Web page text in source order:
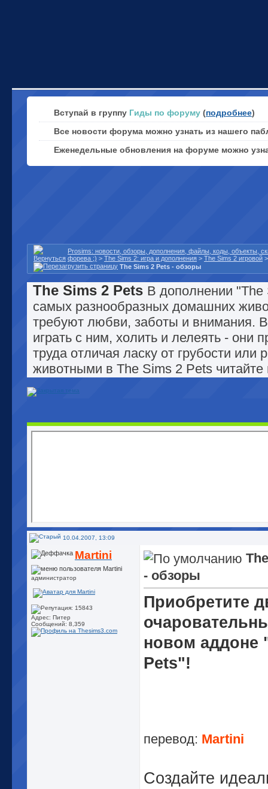
Вступай в группу Гиды по форуму (подробнее)
Все новости форума можно узнать из нашего
Еженедельные обновления на форуме можно
Prosims: новости, обзоры, дополнения, файлы, коды, объекты,
форева ;) > The Sims 2: игра и дополнения > The Sims 2 игровой
The Sims 2 Pets - обзоры
The Sims 2 Pets В дополнении "The
самых разнообразных домашних
требуют любви, заботы и внимания.
играть с ним, холить и лелеять - они
труда отличая ласку от грубости
животными в The Sims 2 Pets читайте
10.04.2007, 13:09
Martini
администратор
Адрес: Питер
Сообщений: 8,359
- обзоры
Приобретите
новом аддоне
Pets"!
перевод: Martini
Создайте